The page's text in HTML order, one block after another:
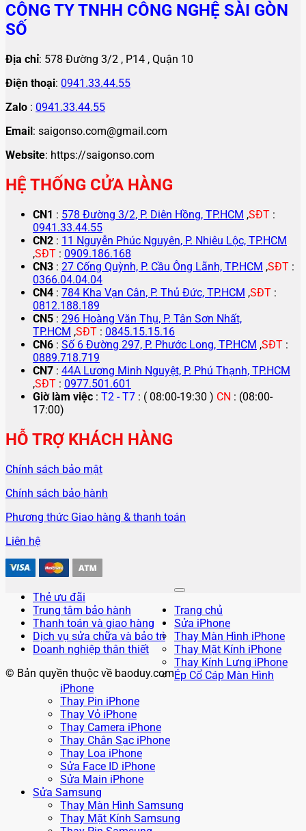
CÔNG TY TNHH CÔNG NGHỆ SÀI GÒN
SỐ
Địa chỉ: 578 Đường 3/2 , P14 , Quận 10
Điện thoại: 0941.33.44.55
Zalo : 0941.33.44.55
Email : saigonso.com@gmail.com
Website: https://saigonso.com
HỆ THỐNG CỬA HÀNG
CN1 : 578 Đường 3/2, P. Diên Hồng, TP.HCM ,SĐT :
0941.33.44.55
CN2 : 11 Nguyễn Phúc Nguyên, P. Nhiêu Lộc, TP.HCM
,SĐT : 0909.186.168
CN3 : 27 Cống Quỳnh, P. Cầu Ông Lãnh, TP.HCM ,SĐT :
0366.04.04.04
CN4 : 784 Kha Vạn Cân, P. Thủ Đức, TP.HCM ,SĐT :
0812.188.189
CN5 : 296 Hoàng Văn Thụ, P. Tân Sơn Nhất,
TP.HCM ,SĐT : 0845.15.15.16
CN6 : Số 6 Đường 297, P. Phước Long, TP.HCM ,SĐT :
0889.718.719
CN7 : 44A Lương Minh Nguyệt, P. Phú Thạnh, TP.HCM
,SĐT : 0977.501.601
Giờ làm việc : T2 - T7 : ( 08:00-19:30 ) CN : (08:00-
17:00)
HỖ TRỢ KHÁCH HÀNG
Chính sách bảo mật
Chính sách bảo hành
Phương thức Giao hàng & thanh toán
Liên hệ
Thẻ ưu đãi
Trung tâm bảo hành
Thanh toán và giao hàng
Dịch vụ sửa chữa và bảo trì
Doanh nghiệp thân thiết
© Bản quyền thuộc về baoduy.com
Trang chủ
Sửa iPhone
Thay Màn Hình iPhone
Thay Mặt Kính iPhone
Thay Kính Lưng iPhone
Ép Cổ Cáp Màn Hình
iPhone
Thay Pin iPhone
Thay Vỏ iPhone
Thay Camera iPhone
Thay Chân Sạc iPhone
Thay Loa iPhone
Sửa Face ID iPhone
Sửa Main iPhone
Sửa Samsung
Thay Màn Hình Samsung
Thay Mặt Kính Samsung